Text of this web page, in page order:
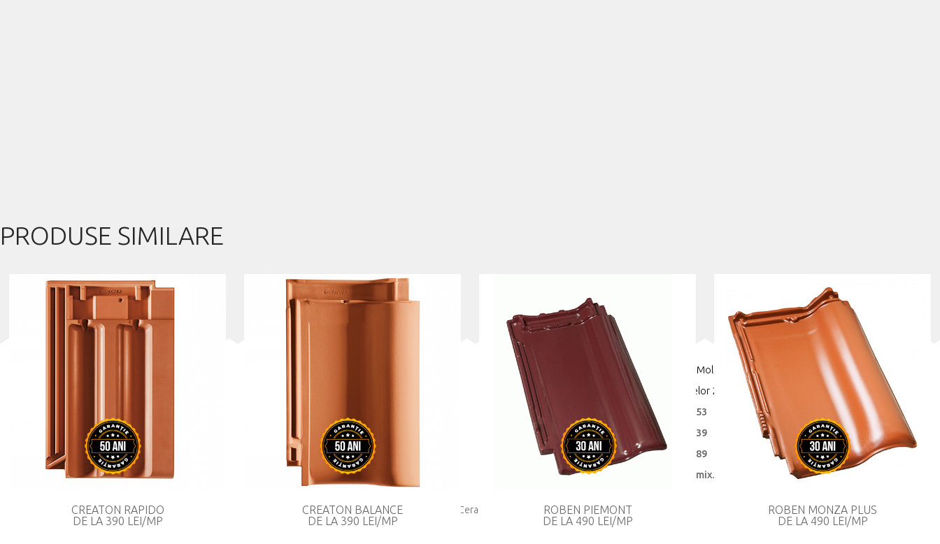
PRODUSE SIMILARE
CREATON RAPIDO
DE LA 390 LEI/MP
CREATON BALANCE
DE LA 390 LEI/MP
ROBEN PIEMONT
DE LA 490 LEI/MP
ROBEN MONZA PLUS
DE LA 490 LEI/MP
Noutati
Informatii utile
Galerie
Parteneri
Contact
Adresa: Republica Moldova,
Chişinău, Str. Uzinelor 211, 2023
+373 69 064 853
+373 79 555 539
Tel:+373 22 411 389
info@ceramix.md
Ceramix